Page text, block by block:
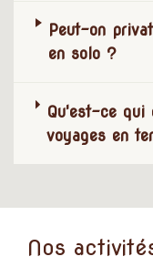
Peut-on
en solo ?
Qu'est-ce qui
voyages en
Nos